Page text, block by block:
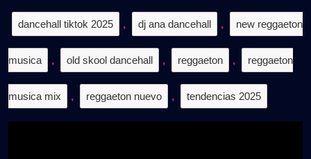
dancehall tiktok 2025 , dj ana dancehall , new reggaeton
musica , old skool dancehall , reggaeton , reggaeton
musica mix , reggaeton nuevo , tendencias 2025